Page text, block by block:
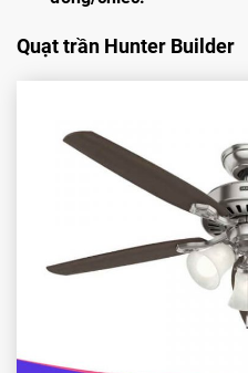
Quạt trần Hunter Builder